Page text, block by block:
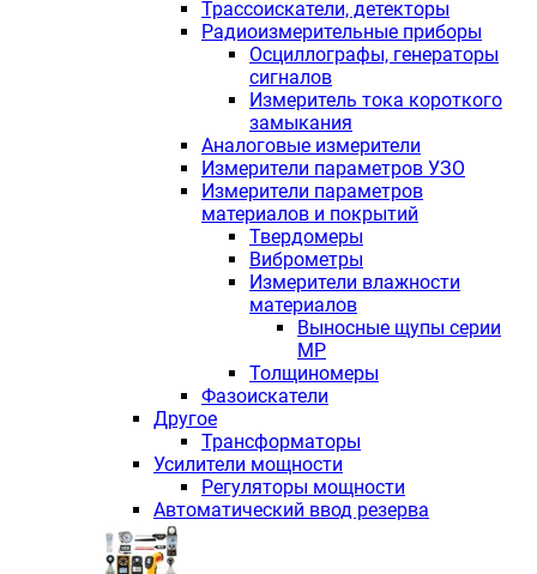
Трассоискатели, детекторы
Радиоизмерительные приборы
Осциллографы, генераторы
сигналов
Измеритель тока короткого
замыкания
Аналоговые измерители
Измерители параметров УЗО
Измерители параметров
материалов и покрытий
Твердомеры
Виброметры
Измерители влажности
материалов
Выносные щупы серии
МР
Толщиномеры
Фазоискатели
Другое
Трансформаторы
Усилители мощности
Регуляторы мощности
Автоматический ввод резерва